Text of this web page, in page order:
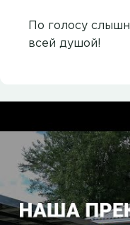
По голосу
всей душой!